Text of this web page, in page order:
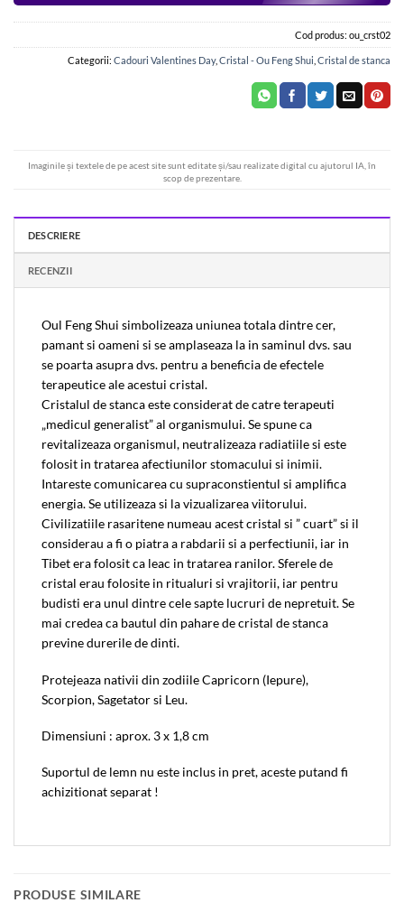
Cod produs: ou_crst02
Categorii: Cadouri Valentines Day, Cristal - Ou Feng Shui Cristal de stanca
Imaginile și textele de pe acest site sunt editate și/sau realizate digital cu ajutorul IA, în
scop de prezentare.
DESCRIERE
RECENZII
Oul Feng Shui simbolizeaza uniunea totala dintre cer,
pamant si oameni si se amplaseaza la in saminul dvs. sau
se poarta asupra dvs. pentru a beneficia de efectele
terapeutice ale acestui cristal.
Cristalul de stanca este considerat de catre terapeuti
„medicul generalist” al organismului. Se spune ca
revitalizeaza organismul, neutralizeaza radiatiile si este
folosit in tratarea afectiunilor stomacului si inimii.
Intareste comunicarea cu supraconstientul si amplifica
energia. Se utilizeaza si la vizualizarea viitorului.
Civilizatiile rasaritene numeau acest cristal si ” cuart” si il
considerau a fi o piatra a rabdarii si a perfectiunii, iar in
Tibet era folosit ca leac in tratarea ranilor. Sferele de
cristal erau folosite in ritualuri si vrajitorii, iar pentru
budisti era unul dintre cele sapte lucruri de nepretuit. Se
mai credea ca bautul din pahare de cristal de stanca
previne durerile de dinti.
Protejeaza nativii din zodiile Capricorn (Iepure),
Scorpion, Sagetator si Leu.
Dimensiuni : aprox. 3 x 1,8 cm
Suportul de lemn nu este inclus in pret, aceste putand fi
achizitionat separat !
PRODUSE SIMILARE